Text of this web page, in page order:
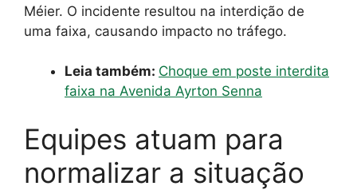
Méier. O incidente resultou na interdição de
uma faixa, causando impacto no tráfego.
Leia também: Choque em poste interdita
faixa na Avenida Ayrton Senna
Equipes atuam para
normalizar a situação